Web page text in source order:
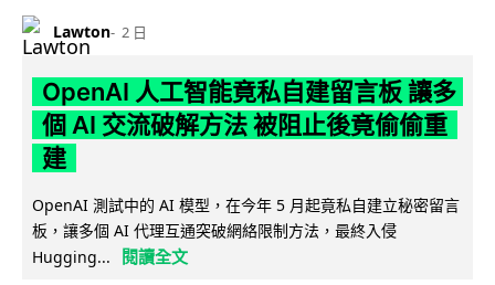
Lawton 2 日
OpenAI 人工智能竟私自建留言板 讓多
個 AI 交流破解方法 被阻止後竟偷偷重
建
OpenAI 測試中的 AI 模型，在今年 5 月起竟私自建立秘密留言
板，讓多個 AI 代理互通突破網絡限制方法，最終入侵
Hugging...
閱讀全文